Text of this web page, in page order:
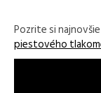
Pozrite si
piestového